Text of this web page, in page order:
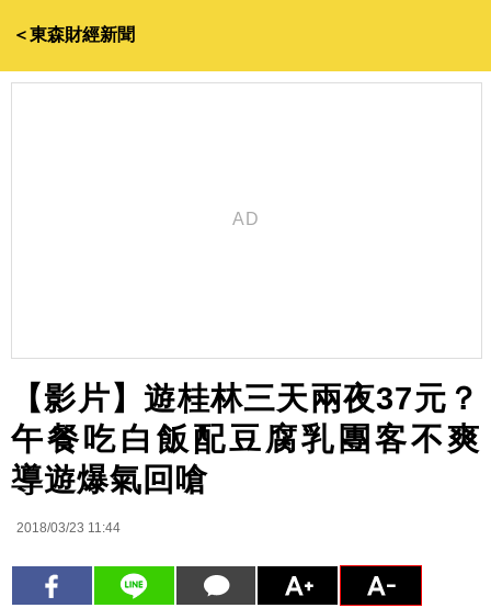
＜東森財經新聞
【影片】遊桂林三天兩夜37元？
午餐吃白飯配豆腐乳團客不爽
導遊爆氣回嗆
2018/03/23 11:44